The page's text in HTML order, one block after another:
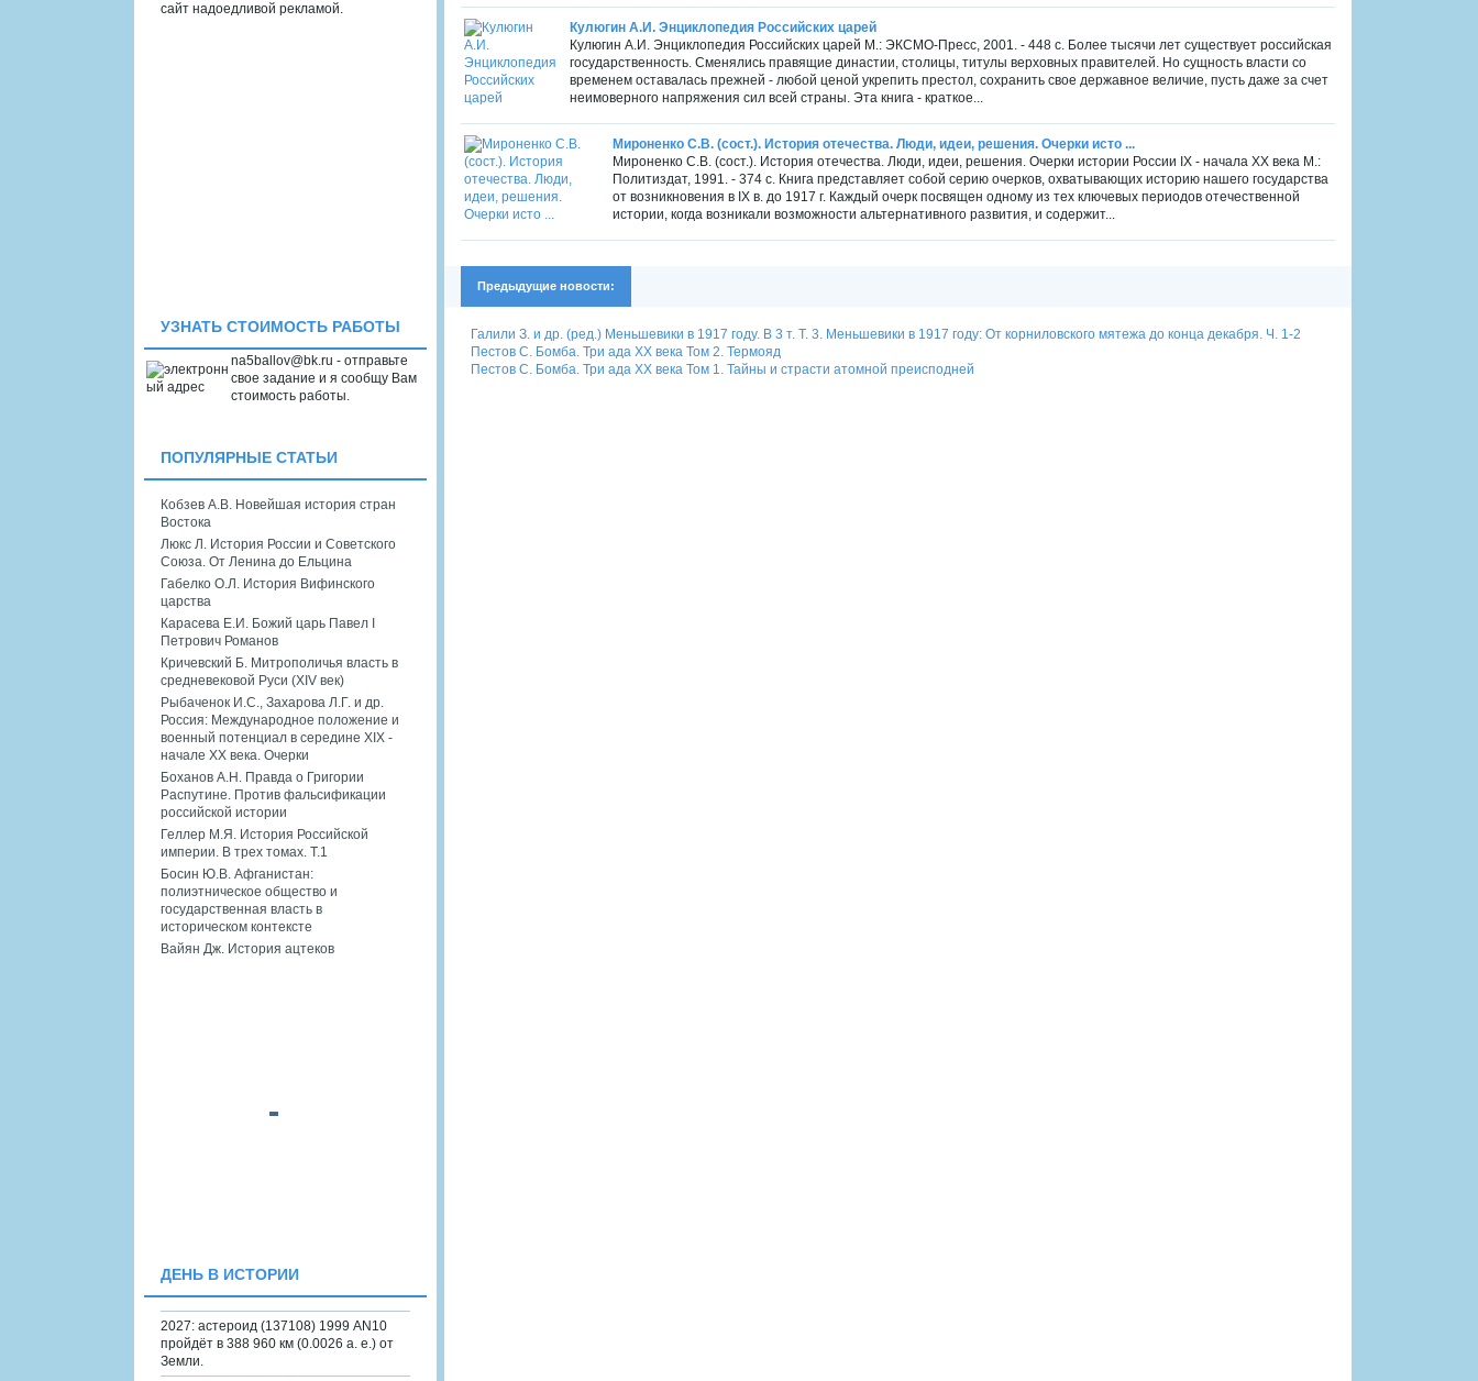
Кулюгин А.И. Энциклопедия Российских царей
Кулюгин А.И. Энциклопедия Российских царей М.: ЭКСМО-Пресс, 2001. - 448 с. Более тысячи лет существует российская
государственность. Сменялись правящие династии, столицы, титулы верховных правителей. Но сущность власти со
временем оставалась прежней - любой ценой укрепить престол, сохранить свое державное величие, пусть даже за счет
неимоверного напряжения сил всей страны. Эта книга - краткое...
Мироненко С.В. (сост.). История отечества. Люди, идеи, решения. Очерки исто ...
Мироненко С.В. (сост.). История отечества. Люди, идеи, решения. Очерки истории России IX - начала XX века М.:
Политиздат, 1991. - 374 с. Книга представляет собой серию очерков, охватывающих историю нашего государства
от возникновения в IX в. до 1917 г. Каждый очерк посвящен одному из тех ключевых периодов отечественной
истории, когда возникали возможности альтернативного развития, и содержит...
Предыдущие новости:
Галили З. и др. (ред.) Меньшевики в 1917 году. В 3 т. Т. 3. Меньшевики в 1917 году: От корниловского мятежа до конца декабря. Ч. 1-2
Пестов С. Бомба. Три ада XX века Том 2. Термояд
Пестов С. Бомба. Три ада XX века Том 1. Тайны и страсти атомной преисподней
сайт надоедливой рекламой.
УЗНАТЬ СТОИМОСТЬ РАБОТЫ
na5ballov@bk.ru - отправьте
свое задание и я сообщу Вам
стоимость работы.
ПОПУЛЯРНЫЕ СТАТЬИ
Кобзев А.В. Новейшая история стран
Востока
Люкс Л. История России и Советского
Союза. От Ленина до Ельцина
Габелко О.Л. История Вифинского
царства
Карасева Е.И. Божий царь Павел I
Петрович Романов
Кричевский Б. Митрополичья власть в
средневековой Руси (XIV век)
Рыбаченок И.С., Захарова Л.Г. и др.
Россия: Международное положение и
военный потенциал в середине XIX -
начале XX века. Очерки
Боханов А.Н. Правда о Григории
Распутине. Против фальсификации
российской истории
Геллер М.Я. История Российской
империи. В трех томах. Т.1
Босин Ю.В. Афганистан:
полиэтническое общество и
государственная власть в
историческом контексте
Вайян Дж. История ацтеков
ДЕНЬ В ИСТОРИИ
2027: астероид (137108) 1999 AN10
пройдёт в 388 960 км (0.0026 а. е.) от
Земли.